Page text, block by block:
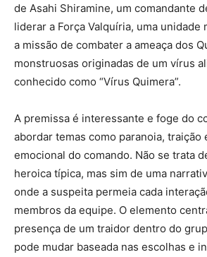
de Asahi Shiramine, um comandante
liderar a Força Valquíria, uma unidade
a missão de combater a ameaça dos
monstruosas originadas de um vírus
conhecido como “Vírus Quimera”.
A premissa é interessante e foge do
abordar temas como paranoia, traição
emocional do comando. Não se trata
heroica típica, mas sim de uma
onde a suspeita permeia cada
membros da equipe. O elemento
presença de um traidor dentro do
pode mudar baseada nas escolhas e